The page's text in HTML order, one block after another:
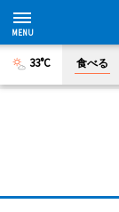
33°C 食べる